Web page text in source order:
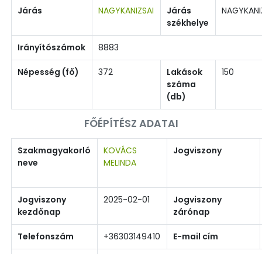
Járás NAGYKANIZSAI
Járás
székhelye
Irányítószámok 8883
Népesség (fő) 372
Lakások
száma
(db)
150
FŐÉPÍTÉSZ ADATAI
Szakmagyakorló
neve
KOVÁCS
MELINDA
Jogviszony
Jogviszony
kezdőnap
2025-02-01
Jogviszony
zárónap
Telefonszám +36303149410 E-mail cím